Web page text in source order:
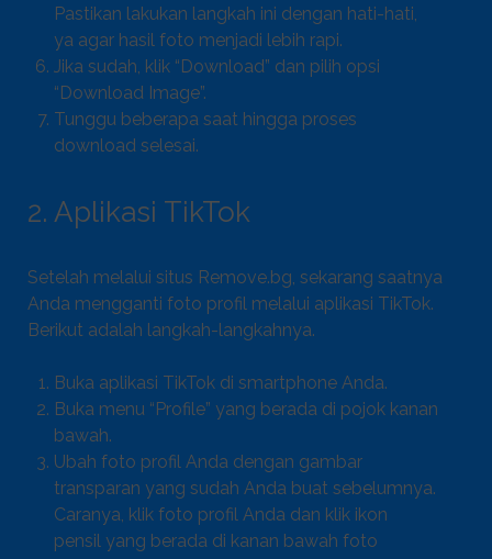
Pastikan lakukan langkah ini dengan hati-hati,
ya agar hasil foto menjadi lebih rapi.
Jika sudah, klik “Download” dan pilih opsi
“Download Image”.
Tunggu beberapa saat hingga proses
download selesai.
2. Aplikasi TikTok
Setelah melalui situs Remove.bg, sekarang saatnya
Anda mengganti foto profil melalui aplikasi TikTok.
Berikut adalah langkah-langkahnya.
Buka aplikasi TikTok di smartphone Anda.
Buka menu “Profile” yang berada di pojok kanan
bawah.
Ubah foto profil Anda dengan gambar
transparan yang sudah Anda buat sebelumnya.
Caranya, klik foto profil Anda dan klik ikon
pensil yang berada di kanan bawah foto